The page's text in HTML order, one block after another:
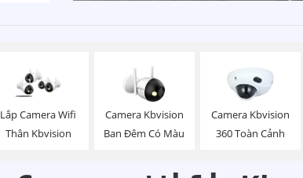
Lắp Camera Wifi
Thân Kbvision
Camera Kbvision
Ban Đêm Có Màu
Camera Kbvision
360 Toàn Cảnh